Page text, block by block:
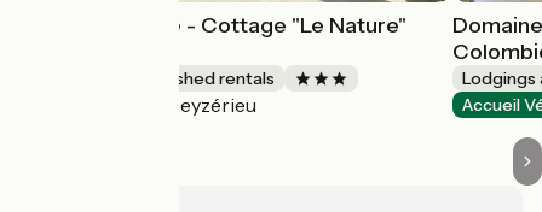
La Tranquilitude - Cottage "Le Nature"
Lodgings and furnished rentals
Ceyzérieu
Lodgings
Accueil